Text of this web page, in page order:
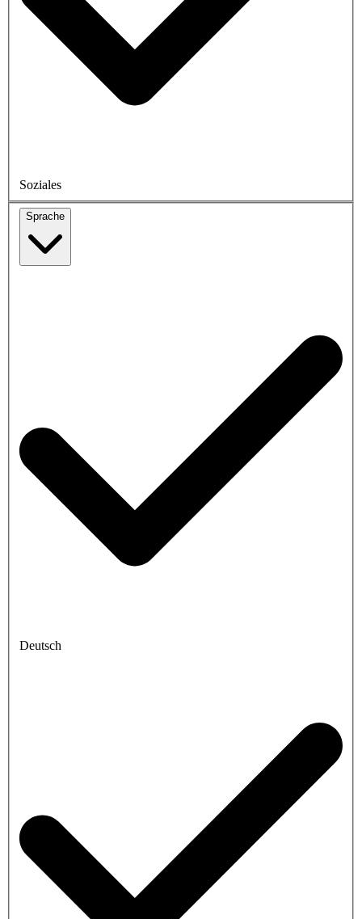
Soziales
Sprache
Deutsch